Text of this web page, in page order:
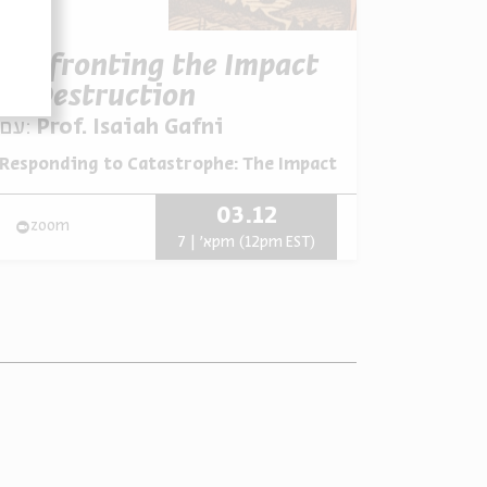
Confronting the Impact
of Destruction
עם: Prof. Isaiah Gafni
מתוך:
Responding to Catastrophe: The Impact of the
zoom 03.12
א' | 7pm (12pm EST)